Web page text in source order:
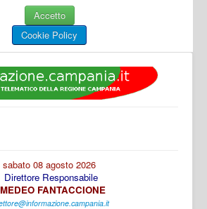
Accetto
Cookie Policy
sabato 08 agosto 2026
Direttore Responsabile
FANTACCIONE